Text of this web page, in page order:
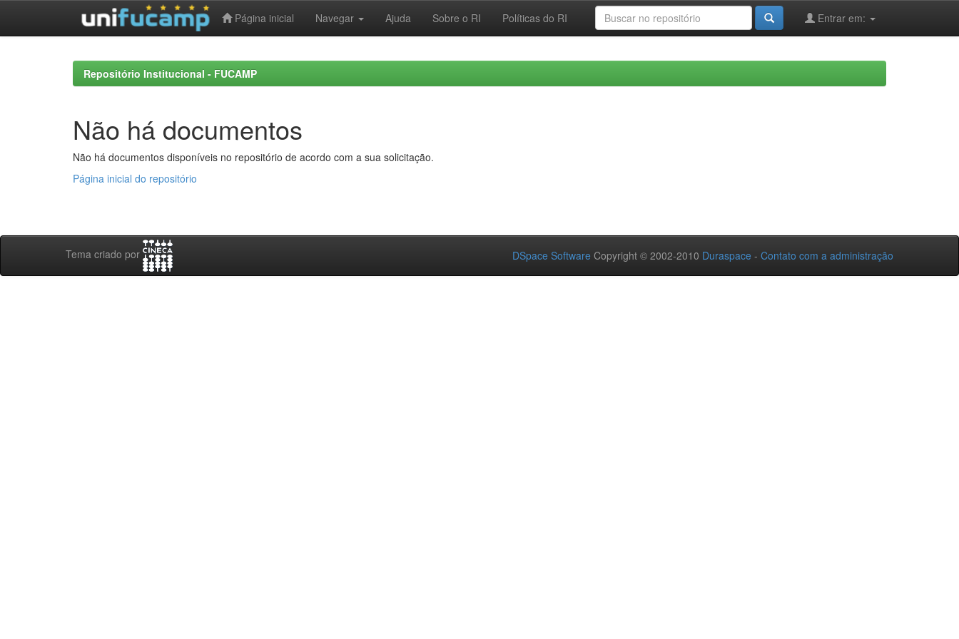
Página inicial Navegar Ajuda Sobre o RI Políticas do RI Entrar em:
Repositório Institucional - FUCAMP
Não há documentos
Não há documentos disponíveis no repositório de acordo com a sua solicitação.
Página inicial do repositório
Tema criado por DSpace Software Copyright © 2002-2010 Duraspace - Contato com a administração